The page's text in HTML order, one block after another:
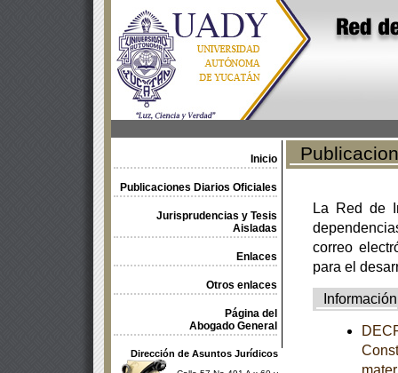
Inicio
Publicaciones Diarios Oficiales
Jurisprudencias y Tesis
Aisladas
Enlaces
Otros enlaces
Página del
Abogado General
Dirección de Asuntos Jurídicos
La Red de
correo
para el
Información